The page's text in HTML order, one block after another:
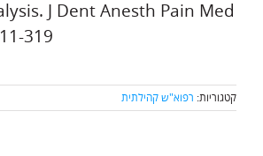
J Dent Anesth Pain Med
319
קטגוריות: רפוא"ש קהילתית